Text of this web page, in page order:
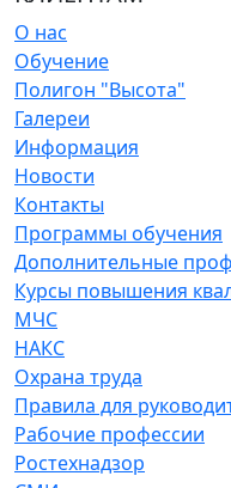
О нас
Обучение
Полигон "Высота"
Галереи
Информация
Новости
Контакты
Программы обучения
Дополнительные
Курсы повышения
МЧС
НАКС
Охрана труда
Правила для
Рабочие профессии
Ростехнадзор